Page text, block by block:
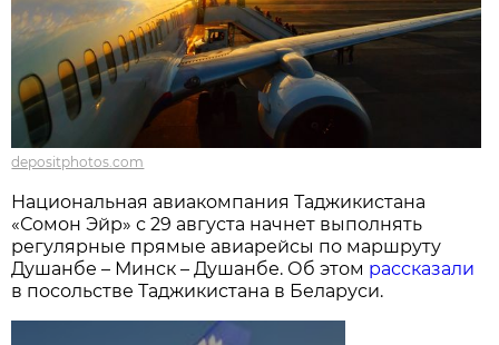
depositphotos.com
Национальная авиакомпания Таджикистана
«Сомон Эйр» с 29 августа начнет выполнять
регулярные прямые авиарейсы по маршруту
Душанбе – Минск – Душанбе. Об этом рассказали
в посольстве Таджикистана в Беларуси.